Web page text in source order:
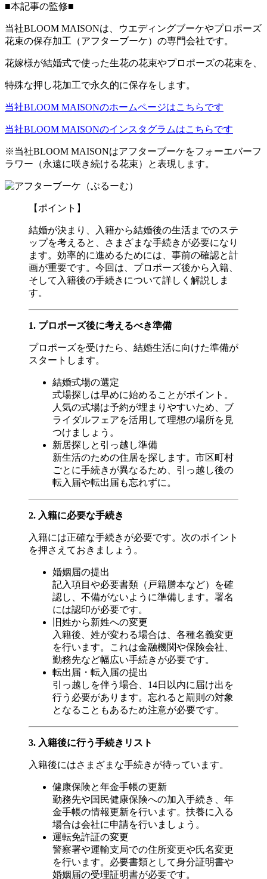
■本記事の監修■
当社BLOOM MAISONは、ウエディングブーケやプロポーズ
花束の保存加工（アフターブーケ）の専門会社です。
花嫁様が結婚式で使った生花の花束やプロポーズの花束を、
特殊な押し花加工で永久的に保存をします。
当社BLOOM MAISONのホームページはこちらです
当社BLOOM MAISONのインスタグラムはこちらです
※当社BLOOM MAISONはアフターブーケをフォーエバーフ
ラワー（永遠に咲き続ける花束）と表現します。
【ポイント】
結婚が決まり、入籍から結婚後の生活までのステ
ップを考えると、さまざまな手続きが必要になり
ます。効率的に進めるためには、事前の確認と計
画が重要です。今回は、プロポーズ後から入籍、
そして入籍後の手続きについて詳しく解説しま
す。
1. プロポーズ後に考えるべき準備
プロポーズを受けたら、結婚生活に向けた準備が
スタートします。
結婚式場の選定
式場探しは早めに始めることがポイント。
人気の式場は予約が埋まりやすいため、ブ
ライダルフェアを活用して理想の場所を見
つけましょう。
新居探しと引っ越し準備
新生活のための住居を探します。市区町村
ごとに手続きが異なるため、引っ越し後の
転入届や転出届も忘れずに。
2. 入籍に必要な手続き
入籍には正確な手続きが必要です。次のポイント
を押さえておきましょう。
婚姻届の提出
記入項目や必要書類（戸籍謄本など）を確
認し、不備がないように準備します。署名
には認印が必要です。
旧姓から新姓への変更
入籍後、姓が変わる場合は、各種名義変更
を行います。これは金融機関や保険会社、
勤務先など幅広い手続きが必要です。
転出届・転入届の提出
引っ越しを伴う場合、14日以内に届け出を
行う必要があります。忘れると罰則の対象
となることもあるため注意が必要です。
3. 入籍後に行う手続きリスト
入籍後にはさまざまな手続きが待っています。
健康保険と年金手帳の更新
勤務先や国民健康保険への加入手続き、年
金手帳の情報更新を行います。扶養に入る
場合は会社に申請を行いましょう。
運転免許証の変更
警察署や運輸支局での住所変更や氏名変更
を行います。必要書類として身分証明書や
婚姻届の受理証明書が必要です。